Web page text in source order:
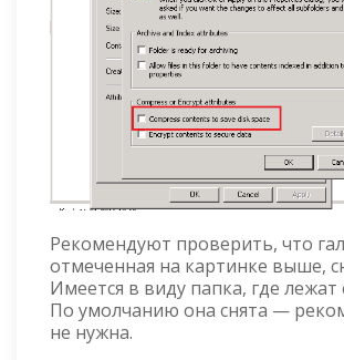
Рекомендуют проверить, что
отмеченная на картинке выше,
Имеется в виду папка, где
По умолчанию она снята —
не нужна.